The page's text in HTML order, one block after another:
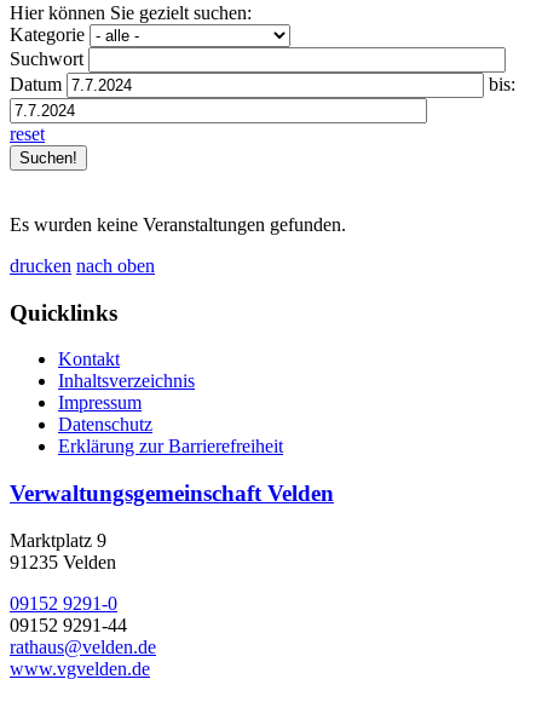
Hier können Sie gezielt suchen:
Kategorie
Suchwort
Datum
bis:
reset
Es wurden keine Veranstaltungen gefunden.
drucken nach oben
Quicklinks
Kontakt
Inhaltsverzeichnis
Impressum
Datenschutz
Erklärung zur Barrierefreiheit
Verwaltungsgemeinschaft Velden
Marktplatz 9
91235 Velden
09152 9291-0
09152 9291-44
rathaus@velden.de
www.vgvelden.de